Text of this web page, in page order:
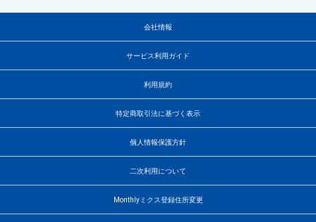
会社情報
サービス利用ガイド
利用規約
特定商取引法に基づく表示
個人情報保護方針
二次利用について
Monthlyミクス登録住所変更